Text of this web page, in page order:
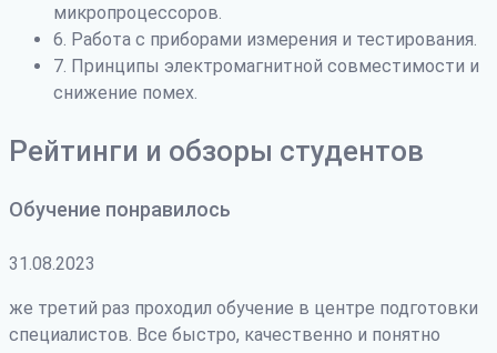
микропроцессоров.
6. Работа с приборами измерения и тестирования.
7. Принципы электромагнитной совместимости и
снижение помех.
Рейтинги и обзоры студентов
Обучение понравилось
31.08.2023
же третий раз проходил обучение в центре подготовки
специалистов. Все быстро, качественно и понятно